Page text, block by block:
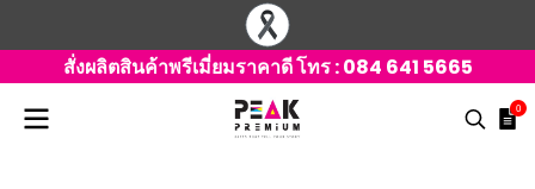
สั่งผลิตสินค้าพรีเมี่ยมราคาดี โทร :084 641 5665
0